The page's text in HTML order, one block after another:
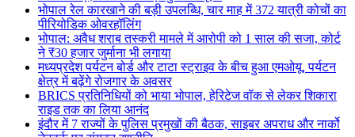
भोपाल रेल कारखाने की बड़ी उपलब्धि, चार माह में 372 यात्री कोचों का
पीरियोडिक ओवरहॉलिंग
भोपाल: अवैध शराब तस्करी मामले में आरोपी को 1 साल की सजा, कोर्ट
ने ₹30 हजार जुर्माना भी लगाया
मध्यप्रदेश पर्यटन बोर्ड और टाटा स्ट्राइव के बीच हुआ एमओयू, पर्यटन
क्षेत्र में बढ़ेंगे रोजगार के अवसर
BRICS प्रतिनिधियों को भाया भोपाल, हेरिटेज वॉक से लेकर शिकारा
राइड तक का लिया आनंद
इंदौर में 7 राज्यों के पुलिस प्रमुखों की बैठक, साइबर अपराध और नार्को